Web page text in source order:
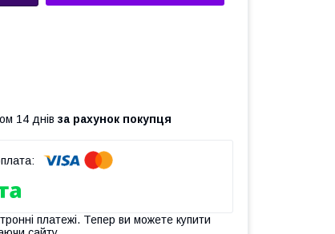
14 днів за рахунок покупця
платежі. Тепер ви можете купити